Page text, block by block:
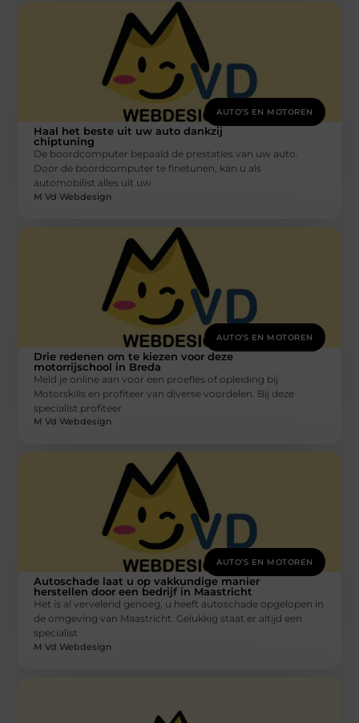
AUTO’S EN MOTOREN
Haal het beste uit uw auto dankzij
chiptuning
De boordcomputer bepaald de prestaties van uw auto.
Door de boordcomputer te finetunen, kan u als
automobilist alles uit uw
M Vd Webdesign
AUTO’S EN MOTOREN
Drie redenen om te kiezen voor deze
motorrijschool in Breda
Meld je online aan voor een proefles of opleiding bij
Motorskills en profiteer van diverse voordelen. Bij deze
specialist profiteer
M Vd Webdesign
AUTO’S EN MOTOREN
Autoschade laat u op vakkundige manier
herstellen door een bedrijf in Maastricht
Het is al vervelend genoeg, u heeft autoschade opgelopen in
de omgeving van Maastricht. Gelukkig staat er altijd een
specialist
M Vd Webdesign